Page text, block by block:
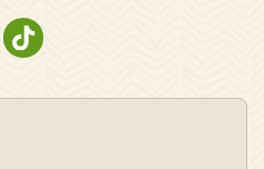
INSTAGRAM
OP PINTEREST
OP YOUTUBE
NATURESCANNER OP TIKTOK